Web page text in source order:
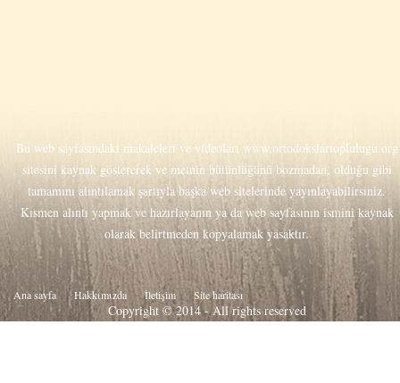
Bu web sayfasındaki makaleleri ve videoları www.ortodokslartoplulugu.org
sitesini kaynak göstererek ve metnin bütünlüğünü bozmadan, olduğu gibi
tamamını alıntılamak şartıyla başka web sitelerinde yayınlayabilirsiniz.
Kısmen alıntı yapmak ve hazırlayanın ya da web sayfasının ismini kaynak
olarak belirtmeden kopyalamak yasaktır.
Ana sayfa Hakkιmιzda İletişim Site haritası
Copyright © 2014 - All rights reserved